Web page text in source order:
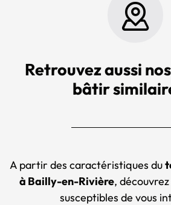
Retrouvez aussi
bâtir
A partir des caractéristiques du
à Bailly-en-Rivière,
susceptibles de vous